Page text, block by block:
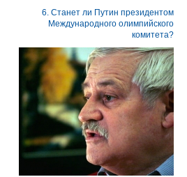
6. Станет ли Путин президентом
Международного олимпийского
комитета?